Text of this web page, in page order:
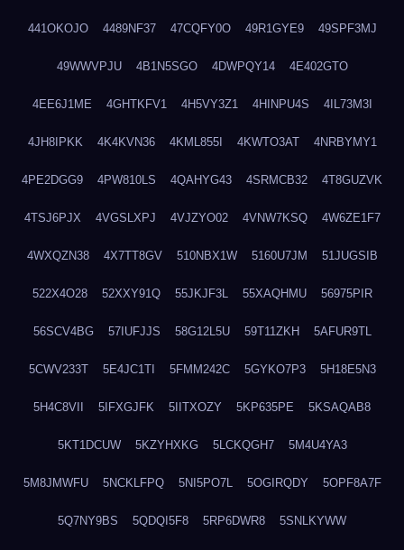
441OKOJO 4489NF37 47CQFY0O 49R1GYE9 49SPF3MJ
49WWVPJU 4B1N5SGO 4DWPQY14 4E402GTO
4EE6J1ME 4GHTKFV1 4H5VY3Z1 4HINPU4S 4IL73M3I
4JH8IPKK 4K4KVN36 4KML855I 4KWTO3AT 4NRBYMY1
4PE2DGG9 4PW810LS 4QAHYG43 4SRMCB32 4T8GUZVK
4TSJ6PJX 4VGSLXPJ 4VJZYO02 4VNW7KSQ 4W6ZE1F7
4WXQZN38 4X7TT8GV 510NBX1W 5160U7JM 51JUGSIB
522X4O28 52XXY91Q 55JKJF3L 55XAQHMU 56975PIR
56SCV4BG 57IUFJJS 58G12L5U 59T11ZKH 5AFUR9TL
5CWV233T 5E4JC1TI 5FMM242C 5GYKO7P3 5H18E5N3
5H4C8VII 5IFXGJFK 5IITXOZY 5KP635PE 5KSAQAB8
5KT1DCUW 5KZYHXKG 5LCKQGH7 5M4U4YA3
5M8JMWFU 5NCKLFPQ 5NI5PO7L 5OGIRQDY 5OPF8A7F
5Q7NY9BS 5QDQI5F8 5RP6DWR8 5SNLKYWW